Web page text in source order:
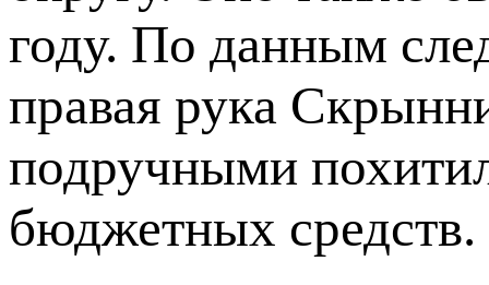
году. По данным
правая рука
подручными
бюджетных средств.